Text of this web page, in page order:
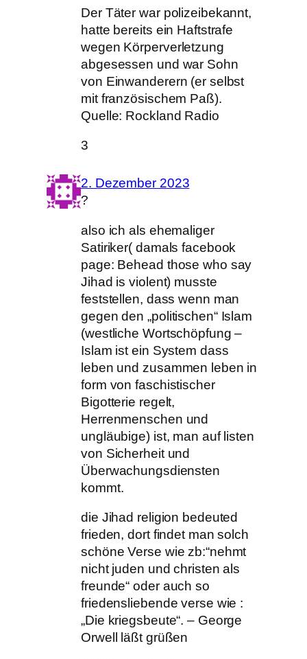
Der Täter war polizeibekannt,
hatte bereits ein Haftstrafe
wegen Körperverletzung
abgesessen und war Sohn
von Einwanderern (er selbst
mit französischem Paß).
Quelle: Rockland Radio
3
2. Dezember 2023
?
also ich als ehemaliger
Satiriker( damals facebook
page: Behead those who say
Jihad is violent) musste
feststellen, dass wenn man
gegen den „politischen“ Islam
(westliche Wortschöpfung –
Islam ist ein System dass
leben und zusammen leben in
form von faschistischer
Bigotterie regelt,
Herrenmenschen und
ungläubige) ist, man auf listen
von Sicherheit und
Überwachungsdiensten
kommt.
die Jihad religion bedeuted
frieden, dort findet man solch
schöne Verse wie zb:“nehmt
nicht juden und christen als
freunde“ oder auch so
friedensliebende verse wie :
„Die kriegsbeute“. – George
Orwell läßt grüßen